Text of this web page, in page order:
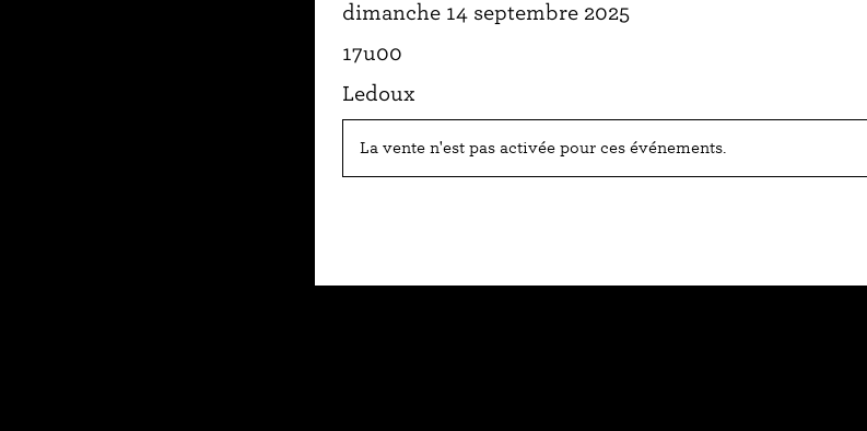
dimanche 14 septembre 2025
17u00
Ledoux
La vente n'est pas activée pour ces événements.